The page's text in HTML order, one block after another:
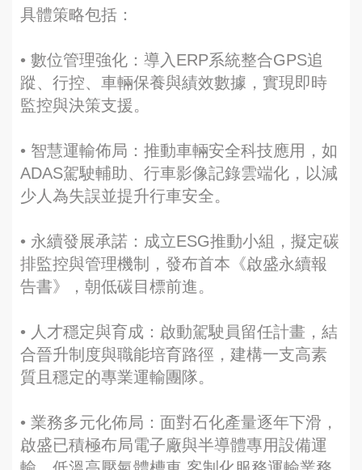
具體策略包括：
• 數位管理強化：導入ERP系統整合GPS追
蹤、行控、車輛保養與績效數據，實現即時
監控與決策支援。
• 智慧運輸佈局：推動車輛安全科技應用，如
ADAS駕駛輔助、行車影像記錄雲端化，以減
少人為失誤並提升行車安全。
• 永續發展承諾：成立ESG推動小組，擬定碳
排監控與管理機制，發布首本《啟盛永續報
告書》，朝低碳目標前進。
• 人才穩定與育成：啟動駕駛員留任計畫，結
合晉升制度與職能培育路徑，建構一支高素
質且穩定的專業運輸團隊。
• 業務多元化佈局：面對石化產量逐年下滑，
啟盛已積極布局電子廠與半導體專用設備運